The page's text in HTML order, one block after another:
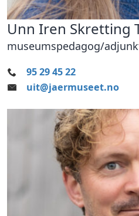
Unn Iren Skretting
museumspedagog/
95 29 45 22
uit@jaermuseet.no